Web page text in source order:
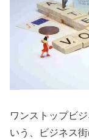
ワンストップビ
いう、ビジネス